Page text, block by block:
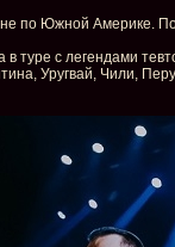
по Южной Америке.
туре с легендами
Уругвай, Чили,